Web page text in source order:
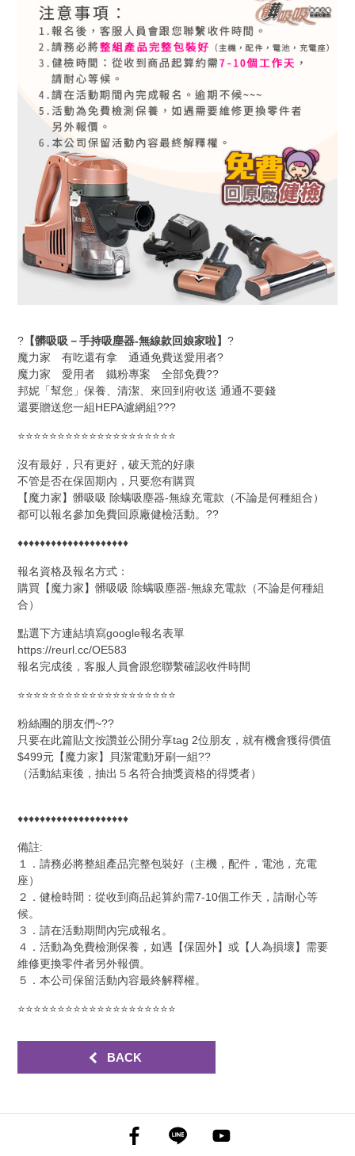
? 【髒吸吸－手持吸塵器-無線款回娘家啦】?
魔力家 有吃還有拿 通通免費送愛用者?
魔力家 愛用者 鐵粉專案 全部免費??
邦妮「幫您」保養、清潔、來回到府收送 通通不要錢
還要贈送您一組HEPA濾網組???
⭐⭐⭐⭐⭐⭐⭐⭐⭐⭐⭐⭐⭐⭐⭐⭐⭐⭐⭐⭐
沒有最好，只有更好，破天荒的好康
不管是否在保固期內，只要您有購買
【魔力家】髒吸吸 除螨吸塵器-無線充電款（不論是何種組合）
都可以報名參加免費回原廠健檢活動。??
♦♦♦♦♦♦♦♦♦♦♦♦♦♦♦♦♦♦♦♦
報名資格及報名方式：
購買【魔力家】髒吸吸 除螨吸塵器-無線充電款（不論是何種組
合）
點選下方連結填寫google報名表單
https://reurl.cc/OE583
報名完成後，客服人員會跟您聯繫確認收件時間
⭐⭐⭐⭐⭐⭐⭐⭐⭐⭐⭐⭐⭐⭐⭐⭐⭐⭐⭐⭐
粉絲團的朋友們~??
只要在此篇貼文按讚並公開分享tag 2位朋友，就有機會獲得價值
$499元【魔力家】貝潔電動牙刷一組??
（活動結束後，抽出５名符合抽獎資格的得獎者）
♦♦♦♦♦♦♦♦♦♦♦♦♦♦♦♦♦♦♦♦
備註:
１．請務必將整組產品完整包裝好（主機，配件，電池，充電
座）
２．健檢時間：從收到商品起算約需7-10個工作天，請耐心等
候。
３．請在活動期間內完成報名。
４．活動為免費檢測保養，如遇【保固外】或【人為損壞】需要
維修更換零件者另外報價。
５．本公司保留活動內容最終解釋權。
⭐⭐⭐⭐⭐⭐⭐⭐⭐⭐⭐⭐⭐⭐⭐⭐⭐⭐⭐⭐
BACK